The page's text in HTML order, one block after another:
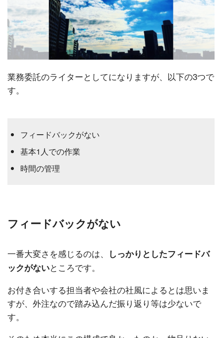
業務委託のライターとしてになりますが、以下の3つで
す。
フィードバックがない
基本1人での作業
時間の管理
フィードバックがない
一番大変さを感じるのは、
しっかりとしたフィードバ
ックがないところです。
お付き合いする担当者や会社の社風によるとは思いま
すが、外注なので踏み込んだ振り返り等は少ないで
す。